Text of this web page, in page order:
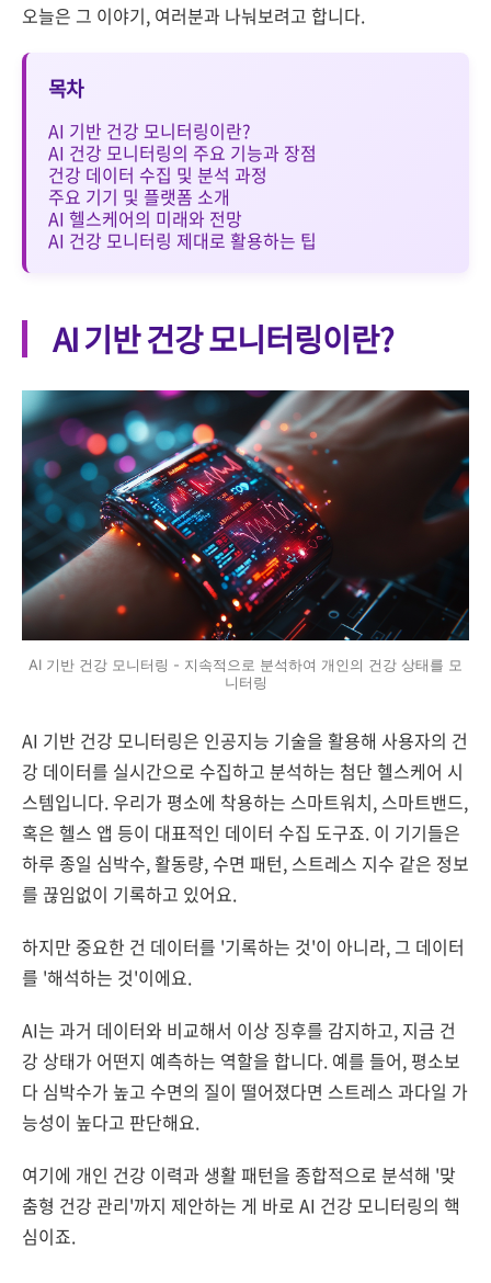
오늘은 그 이야기, 여러분과 나눠보려고 합니다.
목차
AI 기반 건강 모니터링이란?
AI 건강 모니터링의 주요 기능과 장점
건강 데이터 수집 및 분석 과정
주요 기기 및 플랫폼 소개
AI 헬스케어의 미래와 전망
AI 건강 모니터링 제대로 활용하는 팁
AI 기반 건강 모니터링이란?
AI 기반 건강 모니터링 - 지속적으로 분석하여 개인의 건강 상태를 모
니터링
AI 기반 건강 모니터링은 인공지능 기술을 활용해 사용자의 건
강 데이터를 실시간으로 수집하고 분석하는 첨단 헬스케어 시
스템입니다. 우리가 평소에 착용하는 스마트워치, 스마트밴드,
혹은 헬스 앱 등이 대표적인 데이터 수집 도구죠. 이 기기들은
하루 종일 심박수, 활동량, 수면 패턴, 스트레스 지수 같은 정보
를 끊임없이 기록하고 있어요.
하지만 중요한 건 데이터를 '기록하는 것'이 아니라, 그 데이터
를 '해석하는 것'이에요.
AI는 과거 데이터와 비교해서 이상 징후를 감지하고, 지금 건
강 상태가 어떤지 예측하는 역할을 합니다. 예를 들어, 평소보
다 심박수가 높고 수면의 질이 떨어졌다면 스트레스 과다일 가
능성이 높다고 판단해요.
여기에 개인 건강 이력과 생활 패턴을 종합적으로 분석해 '맞
춤형 건강 관리'까지 제안하는 게 바로 AI 건강 모니터링의 핵
심이죠.